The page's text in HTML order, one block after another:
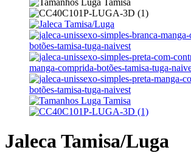
Jaleca Tamisa/Luga